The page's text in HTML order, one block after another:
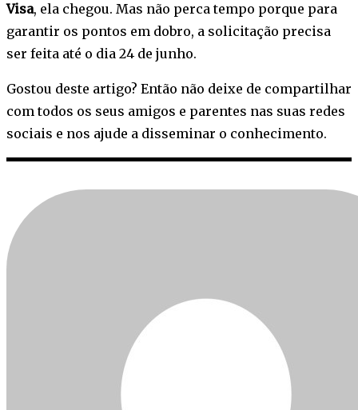
Visa, ela chegou. Mas não perca tempo porque para
garantir os pontos em dobro, a solicitação precisa
ser feita até o dia 24 de junho.
Gostou deste artigo? Então não deixe de compartilhar
com todos os seus amigos e parentes nas suas redes
sociais e nos ajude a disseminar o conhecimento.